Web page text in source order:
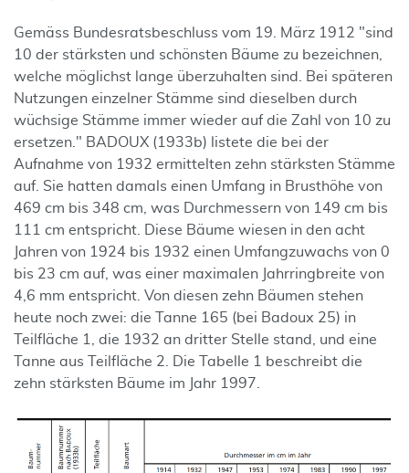
Gemäss Bundesratsbeschluss vom 19. März 1912 "sind
10 der stärksten und schönsten Bäume zu bezeichnen,
welche möglichst lange überzuhalten sind. Bei späteren
Nutzungen einzelner Stämme sind dieselben durch
wüchsige Stämme immer wieder auf die Zahl von 10 zu
ersetzen." BADOUX (1933b) listete die bei der
Aufnahme von 1932 ermittelten zehn stärksten Stämme
auf. Sie hatten damals einen Umfang in Brusthöhe von
469 cm bis 348 cm, was Durchmessern von 149 cm bis
111 cm entspricht. Diese Bäume wiesen in den acht
Jahren von 1924 bis 1932 einen Umfangzuwachs von 0
bis 23 cm auf, was einer maximalen Jahrringbreite von
4,6 mm entspricht. Von diesen zehn Bäumen stehen
heute noch zwei: die Tanne 165 (bei Badoux 25) in
Teilfläche 1, die 1932 an dritter Stelle stand, und eine
Tanne aus Teilfläche 2. Die Tabelle 1 beschreibt die
zehn stärksten Bäume im Jahr 1997.